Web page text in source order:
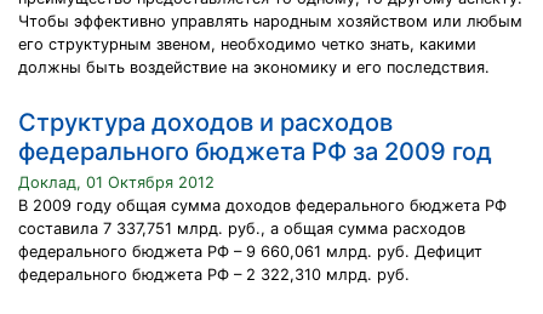
Чтобы эффективно управлять народным хозяйством или любым
его структурным звеном, необходимо четко знать, какими
должны быть воздействие на экономику и его последствия.
Структура доходов и расходов
федерального бюджета РФ за 2009 год
Доклад, 01 Октября 2012
В 2009 году общая сумма доходов федерального бюджета РФ
составила 7 337,751 млрд. руб., а общая сумма расходов
федерального бюджета РФ – 9 660,061 млрд. руб. Дефицит
федерального бюджета РФ – 2 322,310 млрд. руб.